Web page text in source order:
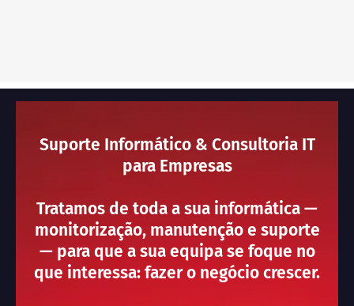
Suporte Informático & Consultoria IT
para Empresas
Tratamos de toda a sua informática —
monitorização, manutenção e suporte
— para que a sua equipa se foque no
que interessa: fazer o negócio crescer.